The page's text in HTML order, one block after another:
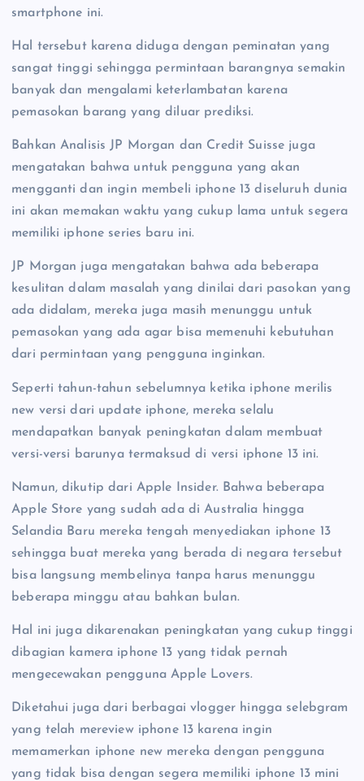
smartphone ini.
Hal tersebut karena diduga dengan peminatan yang
sangat tinggi sehingga permintaan barangnya semakin
banyak dan mengalami keterlambatan karena
pemasokan barang yang diluar prediksi.
Bahkan Analisis JP Morgan dan Credit Suisse juga
mengatakan bahwa untuk pengguna yang akan
mengganti dan ingin membeli iphone 13 diseluruh dunia
ini akan memakan waktu yang cukup lama untuk segera
memiliki iphone series baru ini.
JP Morgan juga mengatakan bahwa ada beberapa
kesulitan dalam masalah yang dinilai dari pasokan yang
ada didalam, mereka juga masih menunggu untuk
pemasokan yang ada agar bisa memenuhi kebutuhan
dari permintaan yang pengguna inginkan.
Seperti tahun-tahun sebelumnya ketika iphone merilis
new versi dari update iphone, mereka selalu
mendapatkan banyak peningkatan dalam membuat
versi-versi barunya termaksud di versi iphone 13 ini.
Namun, dikutip dari Apple Insider. Bahwa beberapa
Apple Store yang sudah ada di Australia hingga
Selandia Baru mereka tengah menyediakan iphone 13
sehingga buat mereka yang berada di negara tersebut
bisa langsung membelinya tanpa harus menunggu
beberapa minggu atau bahkan bulan.
Hal ini juga dikarenakan peningkatan yang cukup tinggi
dibagian kamera iphone 13 yang tidak pernah
mengecewakan pengguna Apple Lovers.
Diketahui juga dari berbagai vlogger hingga selebgram
yang telah mereview iphone 13 karena ingin
memamerkan iphone new mereka dengan pengguna
yang tidak bisa dengan segera memiliki iphone 13 mini